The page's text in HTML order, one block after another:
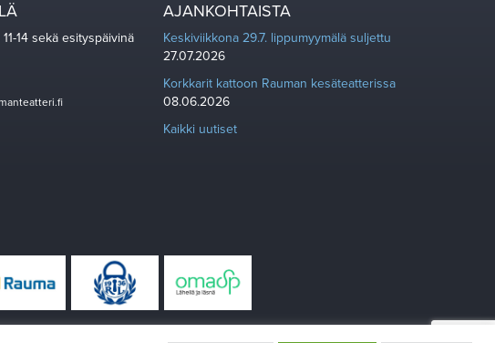
14 sekä esityspäivinä
AJANKOHTAISTA
Keskiviikkona 29.7. lippumyymälä suljettu
27.07.2026
Korkkarit kattoon Rauman kesäteatterissa
08.06.2026
Kaikki uutiset